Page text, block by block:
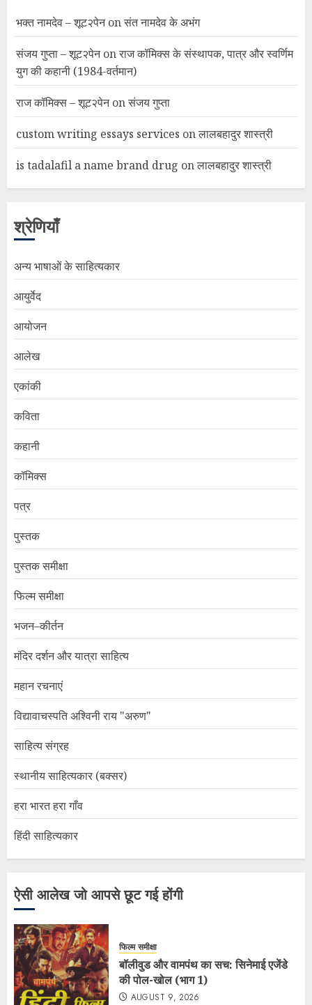
भक्त नामदेव – शूट२पेनonसंत नामदेव के अभंग
संजय गुप्ता – शूट२पेनonराज कॉमिक्स के संस्थापक, पात्र और स्वर्णिम
युग की कहानी (1984-वर्तमान)
राज कॉमिक्स – शूट२पेनonसंजय गुप्ता
custom writing essays services onलालबहादुर शास्त्री
is tadalafil a name brand drug onलालबहादुर शास्त्री
श्रेणियाँ
अन्य भाषाओं के साहित्यकार
आयुर्वेद
आयोजन
आलेख
एकांकी
कविता
कहानी
कॉमिक्स
पत्र
पुस्तक
पुस्तक समीक्षा
फिल्म समीक्षा
भजन–कीर्तन
मंदिर दर्शन और यात्रा साहित्य
महान रचनाएं
विद्यावाचस्पति अश्विनी राय "अरुण"
साहित्य संग्रह
स्थानीय साहित्यकार (बक्सर)
हरा भारत हरा गाँव
हिंदी साहित्यकार
ऐसी आलेख जो आपसे छूट गई होंगी
फिल्म समीक्षा
बॉलीवुड और वामपंथ का सच: सिनेमाई एजेंडे
की पोल-खोल (भाग 1)
AUGUST 9, 2026